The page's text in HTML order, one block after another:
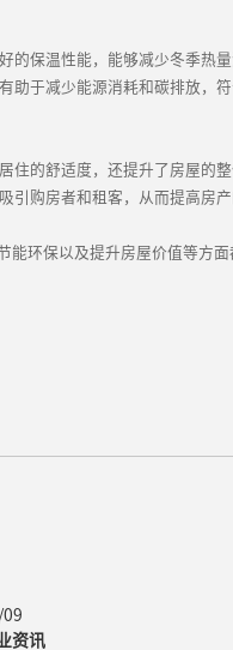
保温性能，能够减少冬季热
于减少能源消耗和碳排放，符
的舒适度，还提升了房屋的整
购房者和租客，从而提高房产
能环保以及提升房屋价值等方
资讯